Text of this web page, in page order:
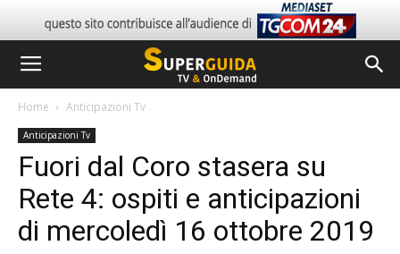
Home Anticipazioni Tv
Anticipazioni Tv
Fuori dal Coro stasera su
Rete 4: ospiti e anticipazioni
di mercoledì 16 ottobre 2019